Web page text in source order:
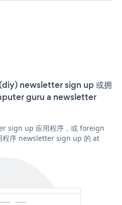
newsletter sign up 或拥
guru a newsletter
sign up 应用程序，或 foreign
序 newsletter sign up 的 at